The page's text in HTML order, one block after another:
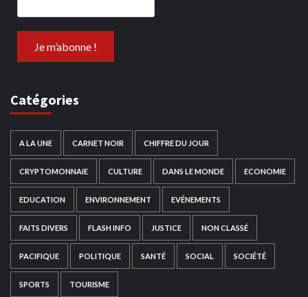
Catégories
A LA UNE CARNET NOIR CHIFFRE DU JOUR
CRYPTOMONNAIE CULTURE DANS LE MONDE ECONOMIE
EDUCATION ENVIRONNEMENT EVÉNEMENTS
FAITS DIVERS FLASH INFO JUSTICE NON CLASSÉ
PACIFIQUE POLITIQUE SANTÉ SOCIAL SOCIÉTÉ
SPORTS TOURISME